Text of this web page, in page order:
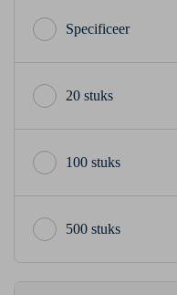
20 stuks
100 stuks
500 stuks